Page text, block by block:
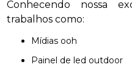
Conhecendo nossa
trabalhos como:
mídias ooh
painel de led outdoor